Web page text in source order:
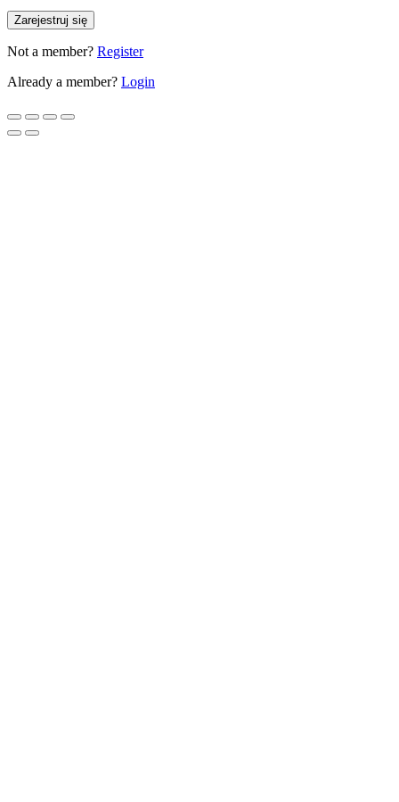
Zarejestruj się
Not a member? Register
Already a member? Login